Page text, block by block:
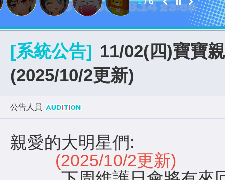
[系統公告] 11/02(四)寶寶
(2025/10/2更新)
公告人員
親愛的大明星們:
(2025/10/2更新)